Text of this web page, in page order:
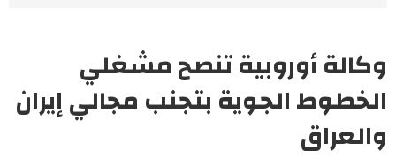
وكالة أوروبية تنصح مشغلي
الخطوط الجوية بتجنب مجالي إيران
والعراق